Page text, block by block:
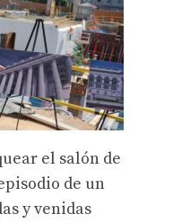
el salón de
de un
y venidas